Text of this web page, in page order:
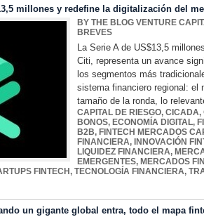
millones y redefine la digitalización del
BY THE BLOG VENTURE
BREVES
La Serie A de US$13,5
Citi, representa un avance
los segmentos más
sistema financiero regional: el
tamaño de la ronda, lo
CAPITAL DE RIESGO, CICADA,
BONOS, ECONOMÍA DIGITAL,
B2B, FINTECH MERCADOS
FINANCIERA, INNOVACIÓN
LIQUIDEZ FINANCIERA,
EMERGENTES, MERCADOS
FINTECH , TECNOLOGÍA FINANCIERA,
un gigante global entra, todo el mapa